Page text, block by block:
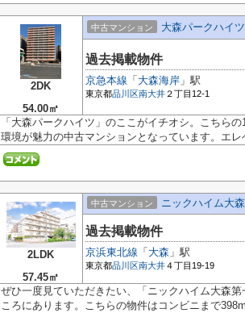
2DK
54.00㎡
中古マンション 大森パークハイツ
過去掲載物件
京急本線 「 大森海岸 」駅
東京都品川区南大井 ２丁目12-1
「大森パークハイツ」のここがイチオシ。こちら
環境が魅力の中古マンションとなっています。エ
2LDK
57.45㎡
中古マンション ニックハイム大
過去掲載物件
京浜東北線 「 大森 」駅
東京都品川区南大井４丁目19-19
ぜひ一度見ていただきたい、「ニックハイム大森
ころにあります。こちらの物件はコンビニまで